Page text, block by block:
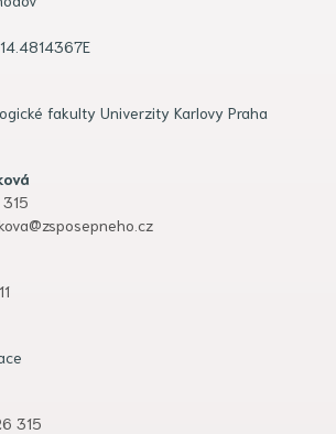
fakulty Univerzity Karlovy Praha
315